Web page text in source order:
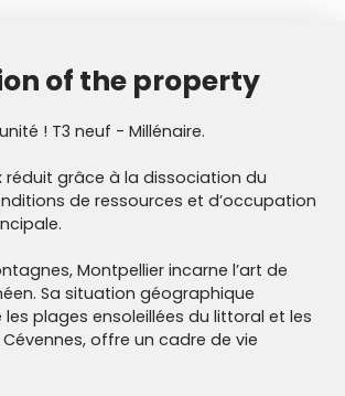
of the property
! T3 neuf - Millénaire.
réduit grâce à la dissociation du
de ressources et d’occupation
Montpellier incarne l’art de
Sa situation géographique
les plages ensoleillées du littoral et les
offre un cadre de vie